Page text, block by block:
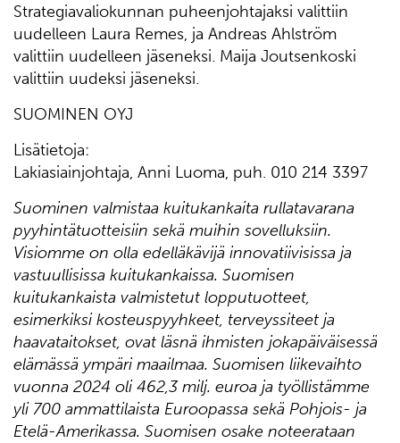
Strategiavaliokunnan puheenjohtajaksi valittiin
uudelleen Laura Remes, ja Andreas Ahlström
valittiin uudelleen jäseneksi. Maija Joutsenkoski
valittiin uudeksi jäseneksi.
SUOMINEN OYJ
Lisätietoja:
Lakiasiainjohtaja, Anni Luoma, puh. 010 214 3397
Suominen valmistaa kuitukankaita rullatavarana
pyyhintätuotteisiin sekä muihin sovelluksiin.
Visiomme on olla edelläkävijä innovatiivisissa ja
vastuullisissa kuitukankaissa. Suomisen
kuitukankaista valmistetut lopputuotteet,
esimerkiksi kosteuspyyhkeet, terveyssiteet ja
haavataitokset, ovat läsnä ihmisten jokapäiväisessä
elämässä ympäri maailmaa. Suomisen liikevaihto
vuonna 2024 oli 462,3 milj. euroa ja työllistämme
yli 700 ammattilaista Euroopassa sekä Pohjois- ja
Etelä-Amerikassa. Suomisen osake noteerataan